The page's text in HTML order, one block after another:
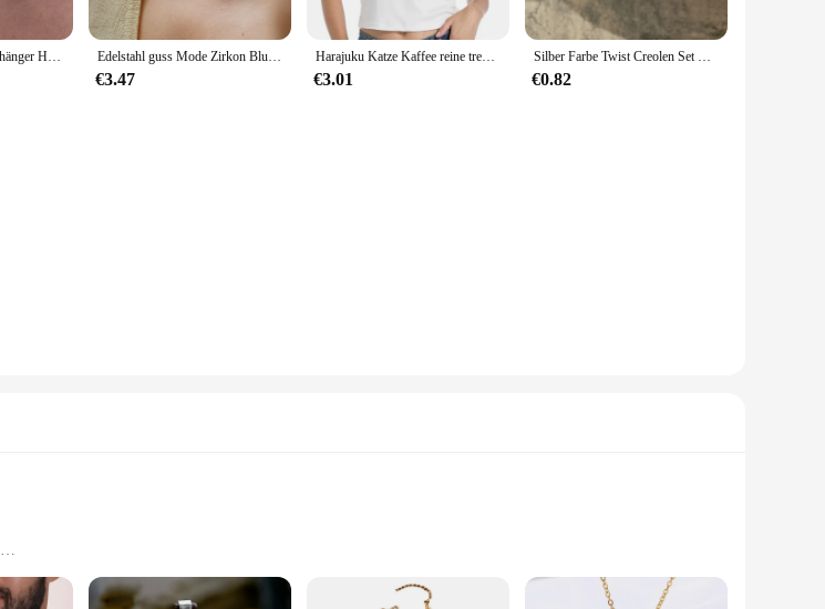
Trend ige Edelstahl Anhänger Halskette Shell Inlay exquisite Shinny Halskette für Frauen wasserdichten Schmuck Geschenk Edelstahl guss Mode Zirkon Blumen anhänger hochwertige strukturierte Halskette wasserdichten trend igen Schmuck
€3.47
Harajuku Katze Kaffee reine trend ige lose kurz ärmel ige T-Shirt Männer Frauen Original Mokka Latte Katze drei Blumen Spaß Katze T-Shirts
€3.01
Silber Farbe Twist Creolen Set Brincos Herz Perle Creolen Vintage Metall geometrische Ohrringe für Frauen trend ige Schmuck
€0.82